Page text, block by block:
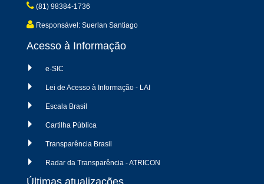
(81) 98384-1736
Responsável: Suerlan Santiago
Acesso à Informação
e-SIC
Lei de Acesso à Informação - LAI
Escala Brasil
Cartilha Pública
Transparência Brasil
Radar da Transparência - ATRICON